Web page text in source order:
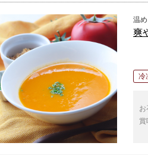
温
爽
冷
お
賞